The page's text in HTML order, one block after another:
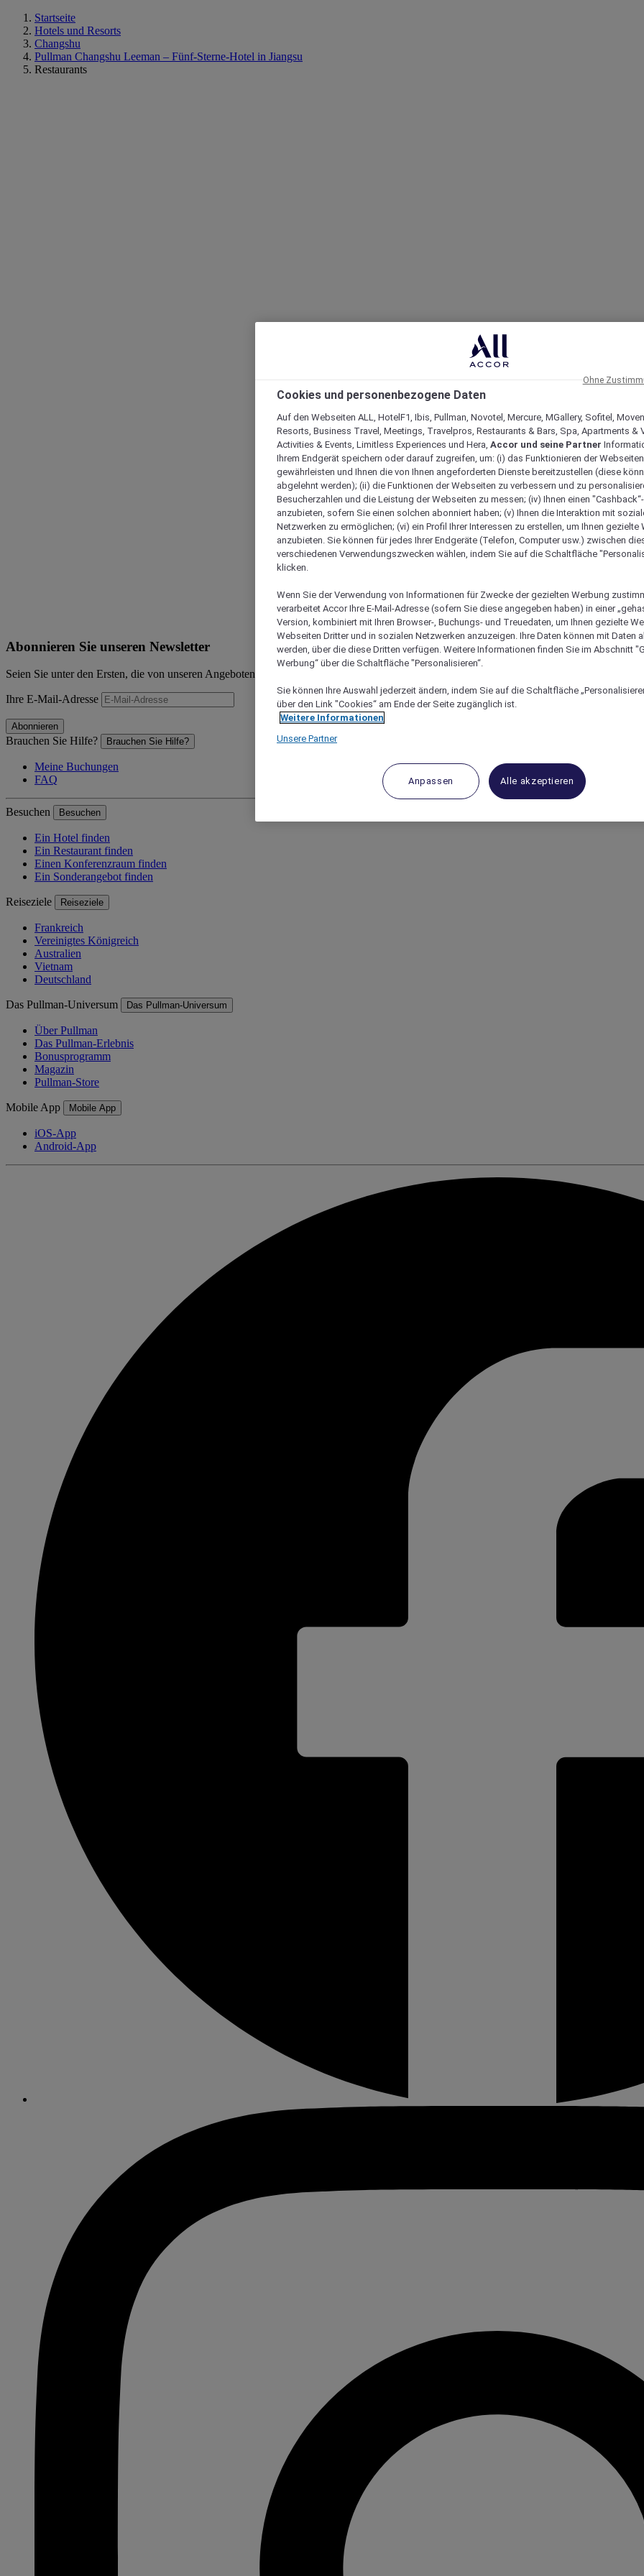
Startseite
Hotels und Resorts
Changshu
Pullman Changshu Leeman – Fünf-Sterne-Hotel in Jiangsu
Restaurants
Abonnieren Sie unseren Newsletter
Seien Sie unter den Ersten, die von unseren Angeboten und Neuigkeiten erfahren.
Ihre E-Mail-Adresse
Abonnieren
Brauchen Sie Hilfe? Brauchen Sie Hilfe?
Meine Buchungen
FAQ
Besuchen Besuchen
Ein Hotel finden
Ein Restaurant finden
Einen Konferenzraum finden
Ein Sonderangebot finden
Reiseziele Reiseziele
Frankreich
Vereinigtes Königreich
Australien
Vietnam
Deutschland
Das Pullman-Universum Das Pullman-Universum
Über Pullman
Das Pullman-Erlebnis
Bonusprogramm
Magazin
Pullman-Store
Mobile App Mobile App
iOS-App
Android-App
Cookies und personenbezogene Daten
Auf den Webseiten ALL, HotelF1, Ibis, Pullman, Novotel, Mercure, MGallery, Sofitel,
Resorts, Business Travel, Meetings, Travelpros, Restaurants & Bars, Spa, Apartments &
Activities & Events, Limitless Experiences und Hera, Accor und seine Partner
Ihrem Endgerät speichern oder darauf zugreifen, um: (i) das Funktionieren der
gewährleisten und Ihnen die von Ihnen angeforderten Dienste bereitzustellen (diese
abgelehnt werden); (ii) die Funktionen der Webseiten zu verbessern und zu
Besucherzahlen und die Leistung der Webseiten zu messen; (iv) Ihnen einen
anzubieten, sofern Sie einen solchen abonniert haben; (v) Ihnen die Interaktion mit
Netzwerken zu ermöglichen; (vi) ein Profil Ihrer Interessen zu erstellen, um Ihnen gezielte
anzubieten. Sie können für jedes Ihrer Endgeräte (Telefon, Computer usw.) zwischen
verschiedenen Verwendungszwecken wählen, indem Sie auf die Schaltfläche
klicken.
Wenn Sie der Verwendung von Informationen für Zwecke der gezielten Werbung
verarbeitet Accor Ihre E-Mail-Adresse (sofern Sie diese angegeben haben) in einer
Version, kombiniert mit Ihren Browser-, Buchungs- und Treuedaten, um Ihnen gezielte
Webseiten Dritter und in sozialen Netzwerken anzuzeigen. Ihre Daten können mit Daten
werden, über die diese Dritten verfügen. Weitere Informationen finden Sie im Abschnitt
Werbung“ über die Schaltfläche "Personalisieren“.
Sie können Ihre Auswahl jederzeit ändern, indem Sie auf die Schaltfläche
über den Link "Cookies“ am Ende der Seite zugänglich ist.
Weitere Informationen
Unsere Partner
Anpassen Alle akzeptieren
Ohne